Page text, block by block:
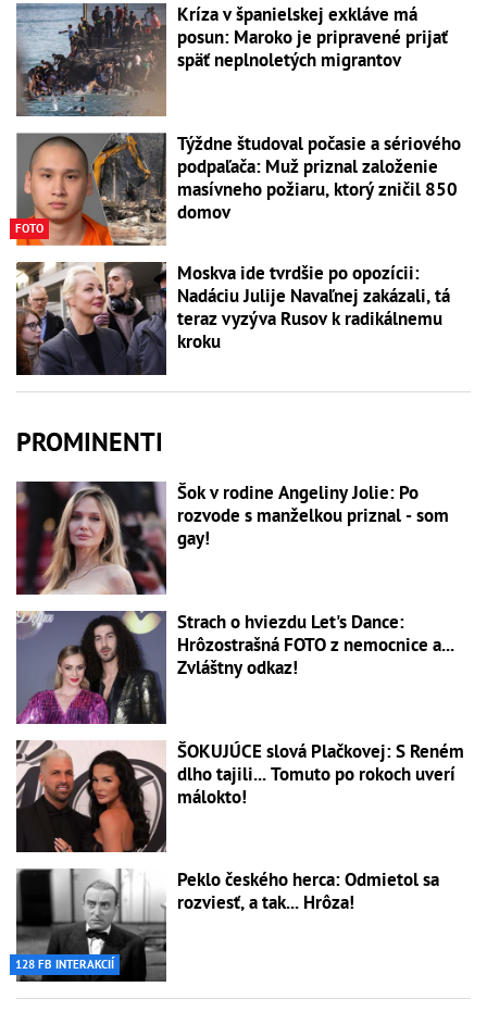
Kríza v španielskej exkláve má
posun: Maroko je pripravené prijať
späť neplnoletých migrantov
FOTO
Týždne študoval počasie a sériového
podpaľača: Muž priznal založenie
masívneho požiaru, ktorý zničil 850
domov
Moskva ide tvrdšie po opozícii:
Nadáciu Julije Navaľnej zakázali, tá
teraz vyzýva Rusov k radikálnemu
kroku
PROMINENTI
Šok v rodine Angeliny Jolie: Po
rozvode s manželkou priznal - som
gay!
Strach o hviezdu Let's Dance:
Hrôzostrašná FOTO z nemocnice a...
Zvláštny odkaz!
ŠOKUJÚCE slová Plačkovej: S Reném
dlho tajili... Tomuto po rokoch uverí
málokto!
128 FB INTERAKCIÍ
Peklo českého herca: Odmietol sa
rozviesť, a tak... Hrôza!